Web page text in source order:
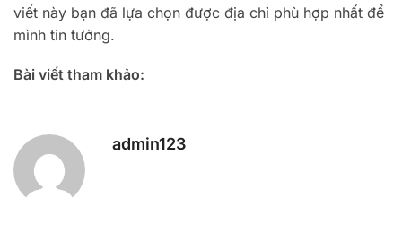
viết này bạn đã lựa chọn được địa chỉ phù hợp nhất để
mình tin tưởng.
Bài viết tham khảo:
admin123